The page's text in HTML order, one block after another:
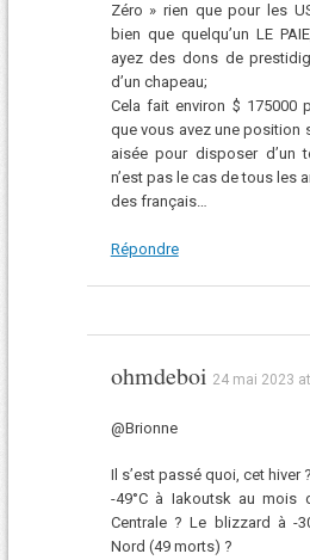
Zéro » rien que pour les
bien que quelqu’un LE
ayez des dons de
d’un chapeau;
Cela fait environ $ 175000
que vous avez une position
aisée pour disposer d’un
n’est pas le cas de tous les
des français…
Répondre
ohmdeboi 24 mai 2023
@Brionne
Il s’est passé quoi, cet hiver ?
-49°C à Iakoutsk au mois
Centrale ? Le blizzard à -
Nord (49 morts) ?